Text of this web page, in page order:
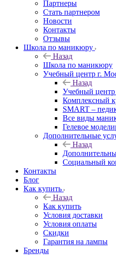
Партнеры
Стать партнером
Новости
Контакты
Отзывы
Школа по маникюру
Назад
Школа по маникюру
Учебный центр г.
Назад
Учебный центр
Комплексный
SMART –
Все виды
Гелевое
Дополнительные
Назад
Социальный
Контакты
Блог
Как купить
Назад
Как купить
Условия доставки
Условия оплаты
Скидки
Гарантия на лампы
Бренды